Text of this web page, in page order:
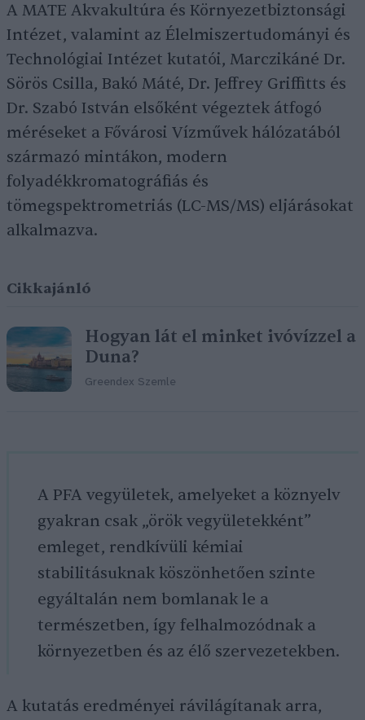
A MATE Akvakultúra és Környezetbiztonsági
Intézet, valamint az Élelmiszertudományi és
Technológiai Intézet kutatói, Marczikáné Dr.
Sörös Csilla, Bakó Máté, Dr. Jeffrey Griffitts és
Dr. Szabó István elsőként végeztek átfogó
méréseket a Fővárosi Vízművek hálózatából
származó mintákon, modern
folyadékkromatográfiás és
tömegspektrometriás (LC-MS/MS) eljárásokat
alkalmazva.
Cikkajánló
Hogyan lát el minket ivóvízzel a
Duna?
Greendex Szemle
A PFA vegyületek, amelyeket a köznyelv
gyakran csak „örök vegyületekként”
emleget, rendkívüli kémiai
stabilitásuknak köszönhetően szinte
egyáltalán nem bomlanak le a
természetben, így felhalmozódnak a
környezetben és az élő szervezetekben.
A kutatás eredményei rávilágítanak arra,